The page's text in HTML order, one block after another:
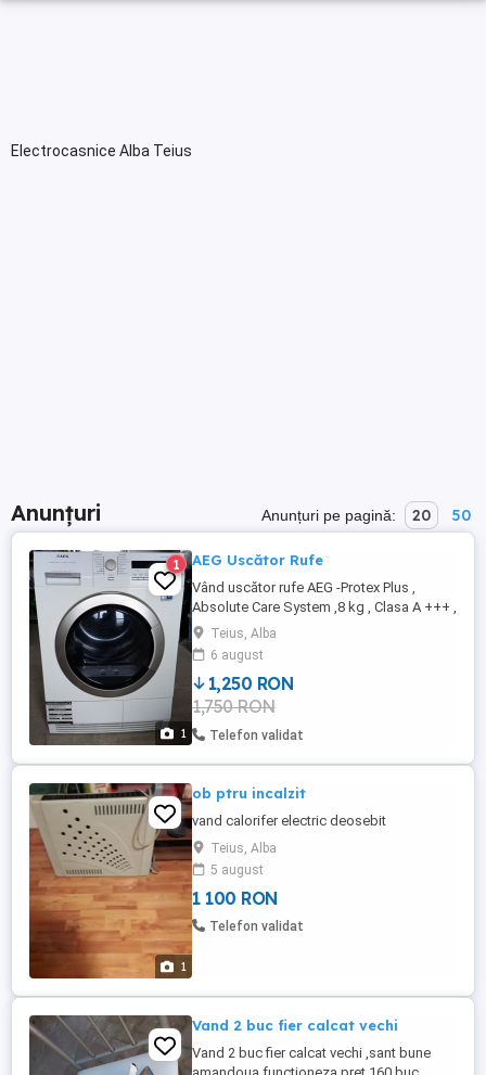
Electrocasnice Alba Teius
Anunțuri Anunțuri pe pagină: 20 50
1
1 AEG Uscător Rufe
Vând uscător rufe AEG -Protex Plus ,
Absolute Care System ,8 kg , Clasa A +++ ,
folosit puțin .
Teius, Alba
6 august
1,250 RON
1,750 RON
Telefon validat
1
ob ptru incalzit
vand calorifer electric deosebit
Teius, Alba
5 august
1 100 RON
Telefon validat
Vand 2 buc fier calcat vechi
Vand 2 buc fier calcat vechi ,sant bune